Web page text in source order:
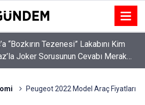
“Bozkırın Tezenesi” Lakabını Kim
Joker Sorusunun Cevabı Merak
Peugeot 2022 Model Araç Fiyatları